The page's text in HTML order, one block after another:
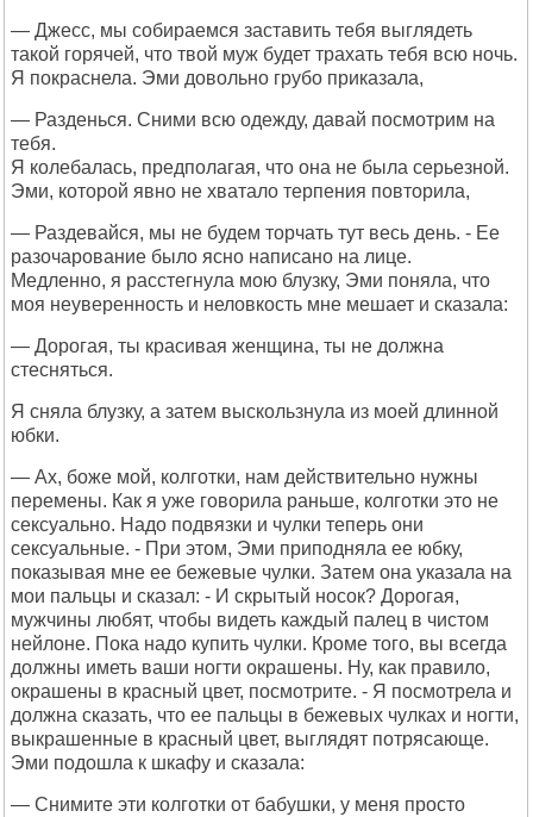
— Джесс, мы собираемся заставить тебя выглядеть
такой горячей, что твой муж будет трахать тебя всю ночь.
Я покраснела. Эми довольно грубо приказала,
— Разденься. Сними всю одежду, давай посмотрим на
тебя.
Я колебалась, предполагая, что она не была серьезной.
Эми, которой явно не хватало терпения повторила,
— Раздевайся, мы не будем торчать тут весь день. - Ее
разочарование было ясно написано на лице.
Медленно, я расстегнула мою блузку, Эми поняла, что
моя неуверенность и неловкость мне мешает и сказала:
— Дорогая, ты красивая женщина, ты не должна
стесняться.
Я сняла блузку, а затем выскользнула из моей длинной
юбки.
— Ах, боже мой, колготки, нам действительно нужны
перемены. Как я уже говорила раньше, колготки это не
сексуально. Надо подвязки и чулки теперь они
сексуальные. - При этом, Эми приподняла ее юбку,
показывая мне ее бежевые чулки. Затем она указала на
мои пальцы и сказал: - И скрытый носок? Дорогая,
мужчины любят, чтобы видеть каждый палец в чистом
нейлоне. Пока надо купить чулки. Кроме того, вы всегда
должны иметь ваши ногти окрашены. Ну, как правило,
окрашены в красный цвет, посмотрите. - Я посмотрела и
должна сказать, что ее пальцы в бежевых чулках и ногти,
выкрашенные в красный цвет, выглядят потрясающе.
Эми подошла к шкафу и сказала:
— Снимите эти колготки от бабушки, у меня просто